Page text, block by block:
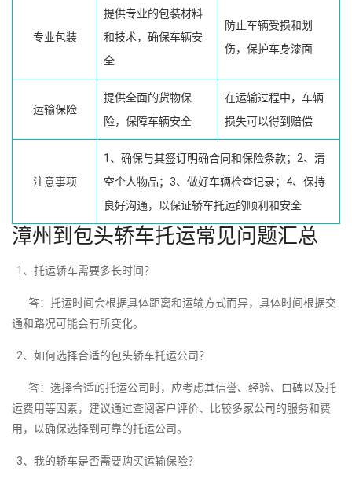
专业包装
提供专业的包装材料
和技术，确保车辆安
全
防止车辆受损和划
伤，保护车身漆面
运输保险
提供全面的货物保
险，保障车辆安全
在运输过程中，车辆
损失可以得到赔偿
注意事项
1、确保与其签订明确合同和保险条款；2、清
空个人物品；3、做好车辆检查记录；4、保持
良好沟通，以保证轿车托运的顺利和安全
漳州到包头轿车托运常见问题汇总
1、托运轿车需要多长时间？
答：托运时间会根据具体距离和运输方式而异，具体时间根据交
通和路况可能会有所变化。
2、如何选择合适的包头轿车托运公司？
答：选择合适的托运公司时，应考虑其信誉、经验、口碑以及托
运费用等因素，建议通过查阅客户评价、比较多家公司的服务和费
用，以确保选择到可靠的托运公司。
3、我的轿车是否需要购买运输保险？